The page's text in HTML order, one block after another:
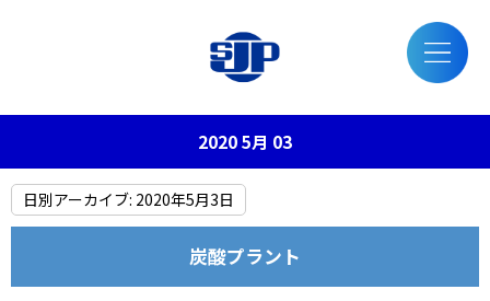
2020 5月 03
日別アーカイブ: 2020年5月3日
炭酸プラント